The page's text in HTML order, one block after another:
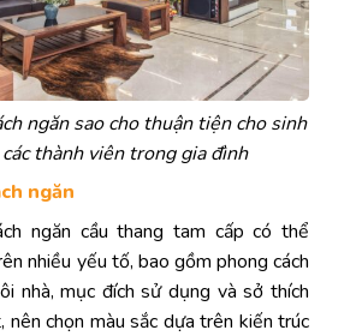
ngăn sao cho thuận tiện cho sinh
thành viên trong gia đình
ngăn
ngăn cầu thang tam cấp có thể
nhiều yếu tố, bao gồm phong cách
nhà, mục đích sử dụng và sở thích
nên chọn màu sắc dựa trên kiến trúc